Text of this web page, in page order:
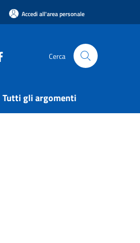
Accedi all'area personale
Cerca
Tutti gli argomenti